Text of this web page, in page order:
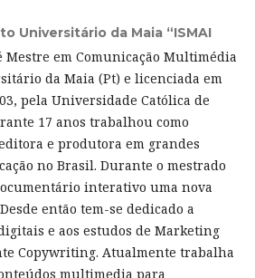
Universitário da Maia “ISMAI
Mestre em Comunicação Multimédia
da Maia (Pt) e licenciada em
pela Universidade Católica de
17 anos trabalhou como
e produtora em grandes
no Brasil. Durante o mestrado
interativo uma nova
então tem-se dedicado a
e aos estudos de Marketing
Copywriting. Atualmente trabalha
multimedia para